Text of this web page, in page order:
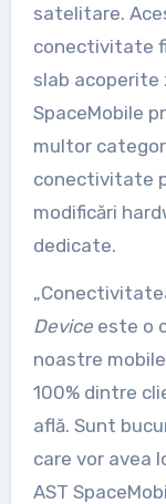
satelitare.
conectivitate
slab acoperite
SpaceMobile
multor
conectivitate
modificări
dedicate.
Deviceeste o
noastre
100% dintre
află. Sunt
care vor avea
AST